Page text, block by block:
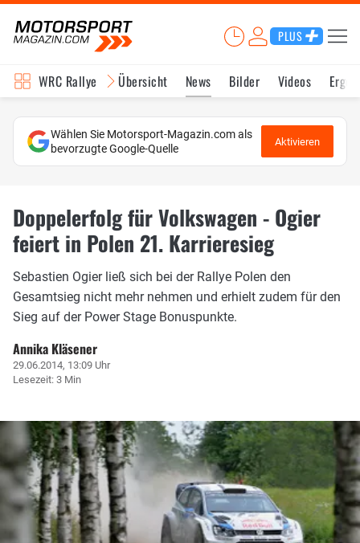
PLUS
WRC Rallye Übersicht News Bilder Videos
Wählen Sie Motorsport-Magazin.com als
bevorzugte Google-Quelle
Aktivieren
Doppelerfolg für Volkswagen - Ogier
feiert in Polen 21. Karrieresieg
Sebastien Ogier ließ sich bei der Rallye Polen den
Gesamtsieg nicht mehr nehmen und erhielt zudem für den
Sieg auf der Power Stage Bonuspunkte.
Annika Kläsener
29.06.2014, 13:09 Uhr
Lesezeit: 3 Min